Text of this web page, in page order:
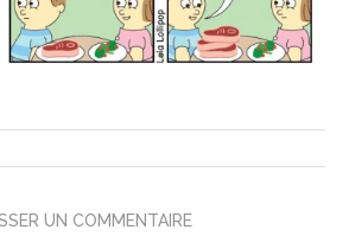
UN COMMENTAIRE